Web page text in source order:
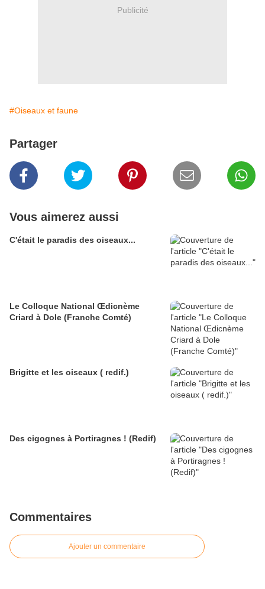
Publicité
#Oiseaux et faune
Partager
Vous aimerez aussi
C'était le paradis des oiseaux...
Le Colloque National Œdicnème
Criard à Dole (Franche Comté)
Brigitte et les oiseaux ( redif.)
Des cigognes à Portiragnes ! (Redif)
Commentaires
Ajouter un commentaire